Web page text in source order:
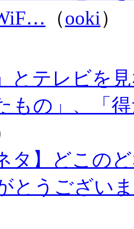
（ooki）
とテレビを
もの」、「
タ】どこの
とうござい